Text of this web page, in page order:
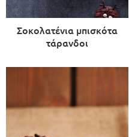
Σοκολατένια μπισκότα
τάρανδοι